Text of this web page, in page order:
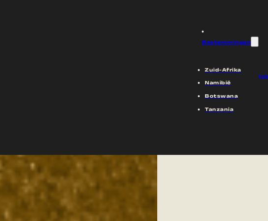
Bestemmingen
Zuid-Afrika
Namibië
Botswana
Tanzania